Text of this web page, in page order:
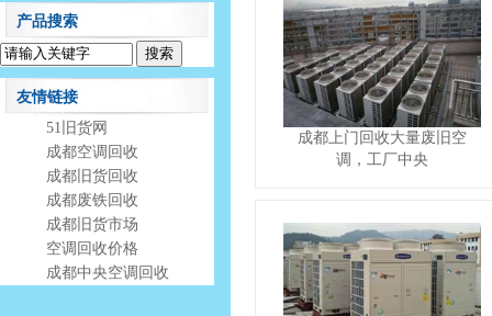
产品搜索
友情链接
51旧货网
成都空调回收
成都旧货回收
成都废铁回收
成都旧货市场
空调回收价格
成都中央空调回收
成都上门回收大量废旧空
调，工厂中央